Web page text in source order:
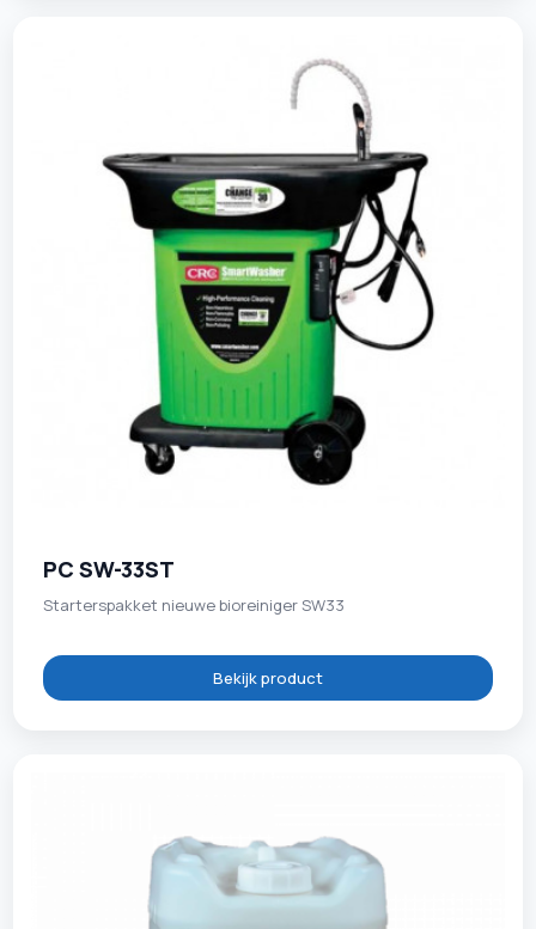
PC SW-33ST
Starterspakket nieuwe bioreiniger SW33
Bekijk product